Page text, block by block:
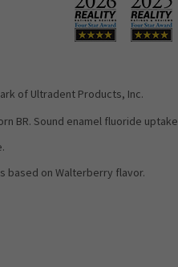
of Ultradent Products, Inc.
BR. Sound enamel fluoride
based on Walterberry flavor.